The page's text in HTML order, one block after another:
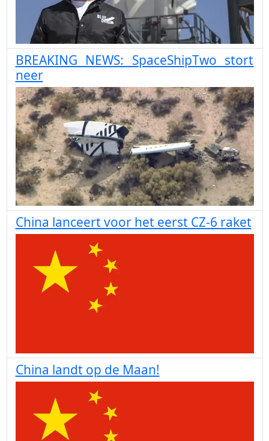
BREAKING NEWS: SpaceShipTwo stort
neer
China lanceert voor het eerst CZ-6 raket
China landt op de Maan!